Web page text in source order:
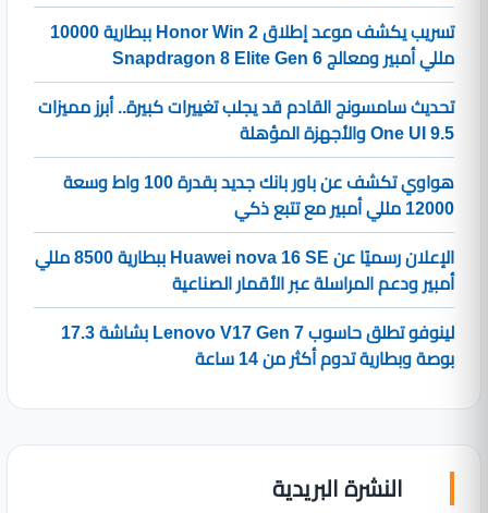
تسريب يكشف موعد إطلاق Honor Win 2 ببطارية 10000
مللي أمبير ومعالج Snapdragon 8 Elite Gen 6
تحديث سامسونج القادم قد يجلب تغييرات كبيرة.. أبرز مميزات
One UI 9.5 والأجهزة المؤهلة
هواوي تكشف عن باور بانك جديد بقدرة 100 واط وسعة
12000 مللي أمبير مع تتبع ذكي
الإعلان رسميًا عن Huawei nova 16 SE ببطارية 8500 مللي
أمبير ودعم المراسلة عبر الأقمار الصناعية
لينوفو تطلق حاسوب Lenovo V17 Gen 7 بشاشة 17.3
بوصة وبطارية تدوم أكثر من 14 ساعة
النشرة البريدية